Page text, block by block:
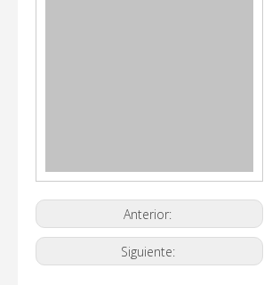
Anterior:
Siguiente: